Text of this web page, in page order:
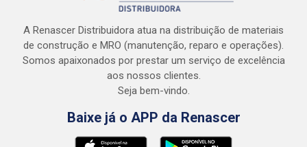
A Renascer Distribuidora atua na distribuição de materiais
de construção e MRO (manutenção, reparo e operações).
Somos apaixonados por prestar um serviço de excelência
aos nossos clientes.
Seja bem-vindo.
Baixe já o APP da Renascer